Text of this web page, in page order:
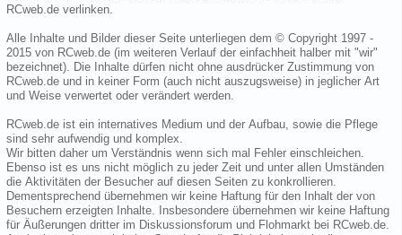
RCweb.de verlinken.
Alle Inhalte und Bilder dieser Seite unterliegen dem © Copyright 1997 -
2015 von RCweb.de (im weiteren Verlauf der einfachheit halber mit "wir"
bezeichnet). Die Inhalte dürfen nicht ohne ausdrücker Zustimmung von
RCweb.de und in keiner Form (auch nicht auszugsweise) in jeglicher Art
und Weise verwertet oder verändert werden.
RCweb.de ist ein internatives Medium und der Aufbau, sowie die Pflege
sind sehr aufwendig und komplex.
Wir bitten daher um Verständnis wenn sich mal Fehler einschleichen.
Ebenso ist es uns nicht möglich zu jeder Zeit und unter allen Umständen
die Aktivitäten der Besucher auf diesen Seiten zu konkrollieren.
Dementsprechend übernehmen wir keine Haftung für den Inhalt der von
Besuchern erzeigten Inhalte. Insbesondere übernehmen wir keine Haftung
für Äußerungen dritter im Diskussionsforum und Flohmarkt bei RCweb.de.